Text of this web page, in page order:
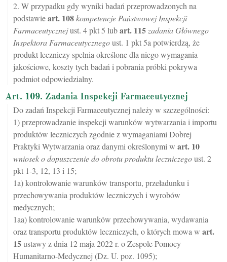
2. W przypadku gdy wyniki badań przeprowadzonych na
podstawieart. 108kompetencje Państwowej Inspekcji
Farmaceutycznejust. 4 pkt 5 lubart. 115 zadania Głównego
Inspektora Farmaceutycznegoust. 1 pkt 5a potwierdzą, że
produkt leczniczy spełnia określone dla niego wymagania
jakościowe, koszty tych badań i pobrania próbki pokrywa
podmiot odpowiedzialny.
Art. 109. Zadania Inspekcji Farmaceutycznej
Do zadań Inspekcji Farmaceutycznej należy w szczególności:
1) przeprowadzanie inspekcji warunków wytwarzania i importu
produktów leczniczych zgodnie z wymaganiami Dobrej
Praktyki Wytwarzania oraz danymi określonymi w art. 10
wniosek o dopuszczenie do obrotu produktu leczniczegoust. 2
pkt 1-3, 12, 13 i 15;
1a) kontrolowanie warunków transportu, przeładunku i
przechowywania produktów leczniczych i wyrobów
medycznych;
1aa) kontrolowanie warunków przechowywania, wydawania
oraz transportu produktów leczniczych, o których mowa w art.
15ustawy z dnia 12 maja 2022 r. o Zespole Pomocy
Humanitarno-Medycznej (Dz. U. poz. 1095);